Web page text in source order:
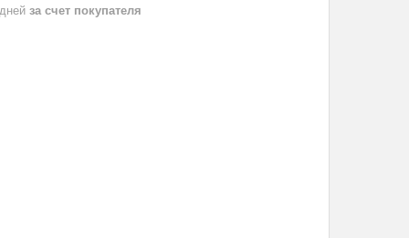
за счет покупателя